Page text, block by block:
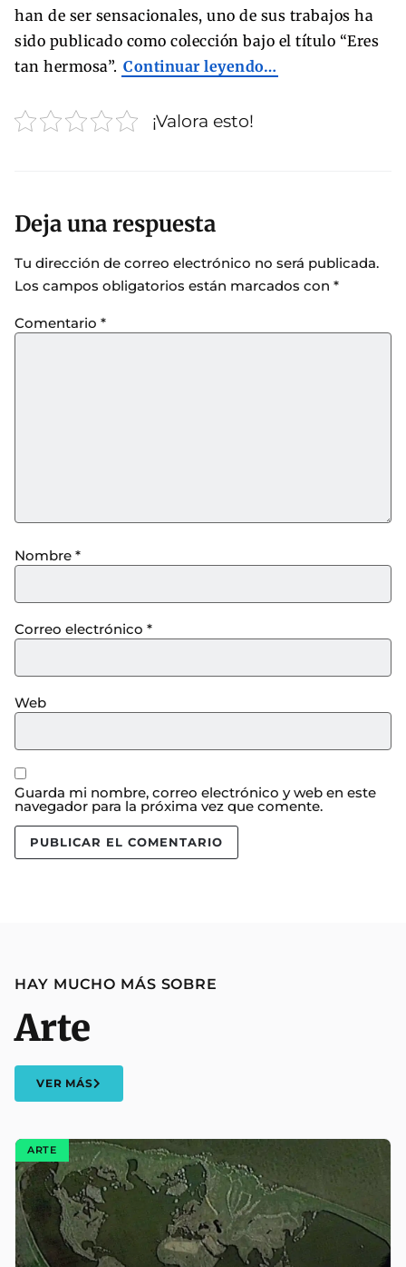
han de ser sensacionales, uno de sus trabajos ha
sido publicado como colección bajo el título “Eres
tan hermosa”. Continuar leyendo…
¡Valora esto!
Deja una respuesta
Tu dirección de correo electrónico no será publicada.
Los campos obligatorios están marcados con *
Comentario *
Nombre *
Correo electrónico *
Web
Guarda mi nombre, correo electrónico y web en este
navegador para la próxima vez que comente.
HAY MUCHO MÁS SOBRE
Arte
VER MÁS
ARTE